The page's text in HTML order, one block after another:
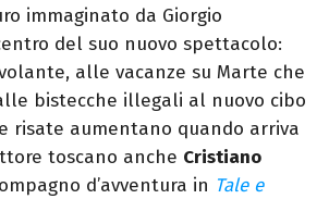
immaginato da Giorgio
del suo nuovo spettacolo:
alle vacanze su Marte che
bistecche illegali al nuovo cibo
risate aumentano quando arriva
toscano anche Cristiano
d’avventura in Tale e